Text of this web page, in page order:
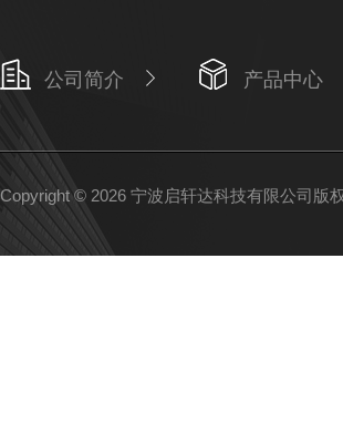
公司简介 产品中心
Copyright © 2026 宁波启轩达科技有限公司版